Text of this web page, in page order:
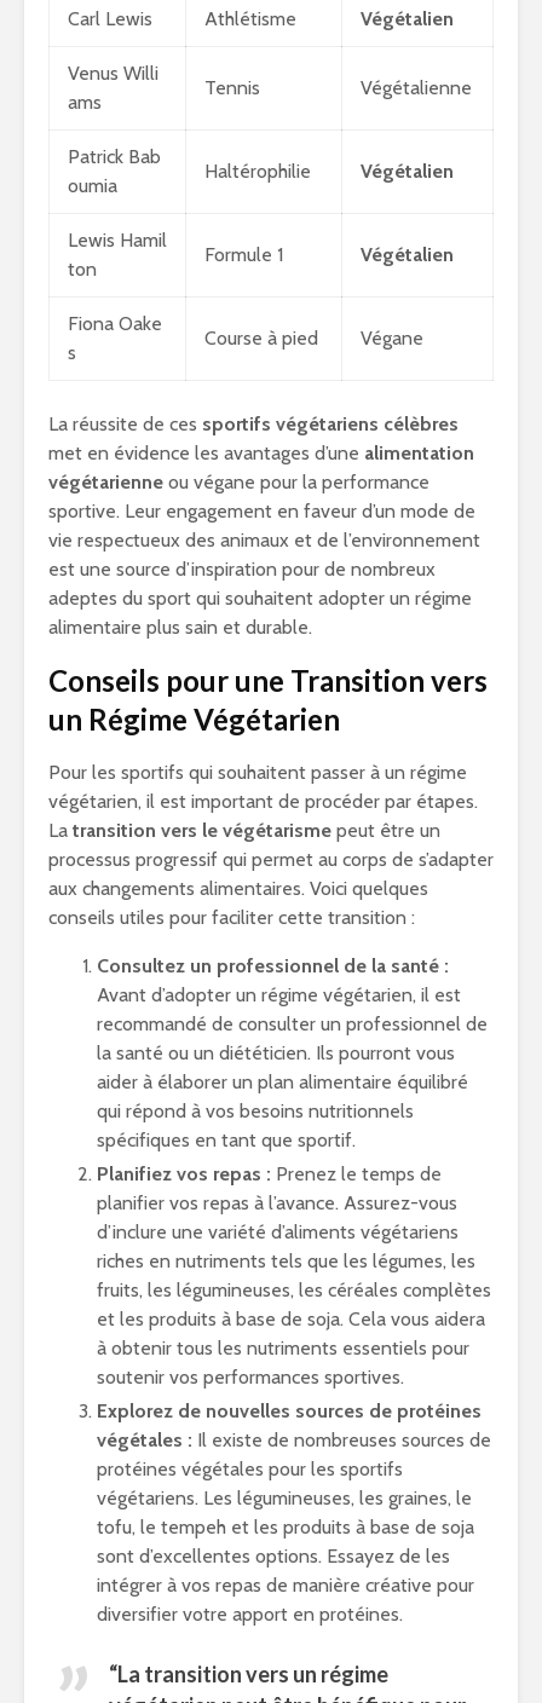
Carl Lewis Athlétisme Végétalien
Venus Willi
ams
Tennis Végétalienne
Patrick Bab
oumia
Haltérophilie Végétalien
Lewis Hamil
ton
Formule 1 Végétalien
Fiona Oake
s
Course à pied Végane
La réussite de ces sportifs végétariens célèbres
met en évidence les avantages d’une alimentation
végétarienne ou végane pour la performance
sportive. Leur engagement en faveur d’un mode de
vie respectueux des animaux et de l’environnement
est une source d’inspiration pour de nombreux
adeptes du sport qui souhaitent adopter un régime
alimentaire plus sain et durable.
Conseils pour une Transition vers
un Régime Végétarien
Pour les sportifs qui souhaitent passer à un régime
végétarien, il est important de procéder par étapes.
La transition vers le végétarisme peut être un
processus progressif qui permet au corps de s’adapter
aux changements alimentaires. Voici quelques
conseils utiles pour faciliter cette transition :
Consultez un professionnel de la santé :
Avant d’adopter un régime végétarien, il est
recommandé de consulter un professionnel de
la santé ou un diététicien. Ils pourront vous
aider à élaborer un plan alimentaire équilibré
qui répond à vos besoins nutritionnels
spécifiques en tant que sportif.
Planifiez vos repas : Prenez le temps de
planifier vos repas à l’avance. Assurez-vous
d’inclure une variété d’aliments végétariens
riches en nutriments tels que les légumes, les
fruits, les légumineuses, les céréales complètes
et les produits à base de soja. Cela vous aidera
à obtenir tous les nutriments essentiels pour
soutenir vos performances sportives.
Explorez de nouvelles sources de protéines
végétales : Il existe de nombreuses sources de
protéines végétales pour les sportifs
végétariens. Les légumineuses, les graines, le
tofu, le tempeh et les produits à base de soja
sont d’excellentes options. Essayez de les
intégrer à vos repas de manière créative pour
diversifier votre apport en protéines.
“La transition vers un régime